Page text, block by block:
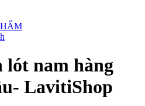
lót nam hàng
LavitiShop